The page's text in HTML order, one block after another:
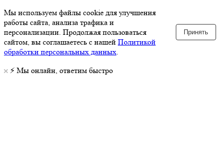
Мы используем файлы cookie для улучшения
работы сайта, анализа трафика и
персонализации. Продолжая пользоваться
сайтом, вы соглашаетесь с нашей Политикой
обработки персональных данных
Принять
⚡️ Мы онлайн, ответим быстро